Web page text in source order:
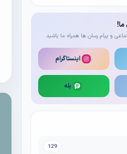
و پیام رسان ها همراه ما باشید
اینستاگرام
بله
129